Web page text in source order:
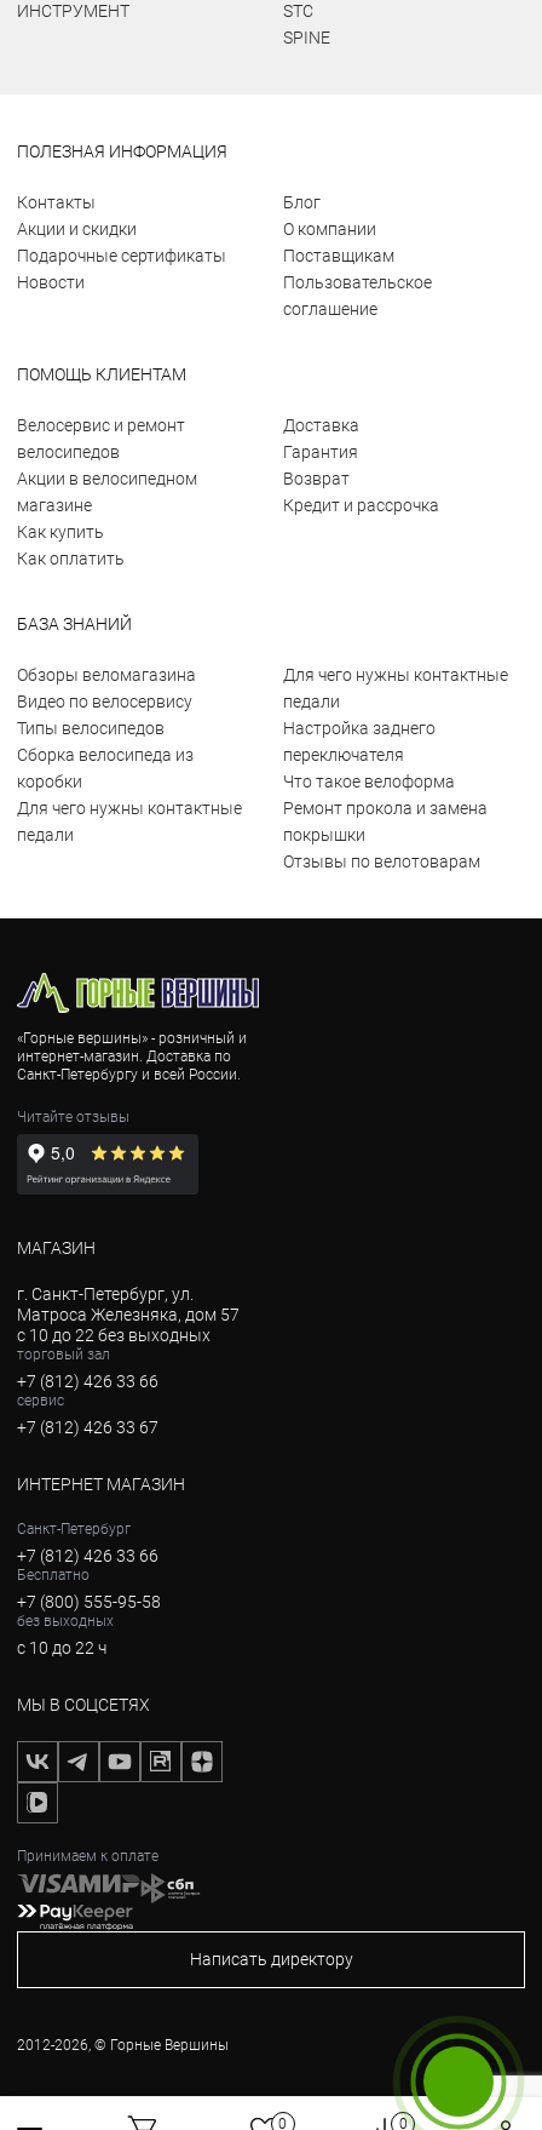
ИНСТРУМЕНТ
STC
SPINE
ПОЛЕЗНАЯ ИНФОРМАЦИЯ
Контакты
Акции и скидки
Подарочные сертификаты
Новости
Блог
О компании
Поставщикам
Пользовательское
соглашение
ПОМОЩЬ КЛИЕНТАМ
Велосервис и ремонт
велосипедов
Акции в велосипедном
магазине
Как купить
Как оплатить
Доставка
Гарантия
Возврат
Кредит и рассрочка
БАЗА ЗНАНИЙ
Обзоры веломагазина
Видео по велосервису
Типы велосипедов
Сборка велосипеда из
коробки
Для чего нужны контактные
педали
Для чего нужны контактные
педали
Настройка заднего
переключателя
Что такое велоформа
Ремонт прокола и замена
покрышки
Отзывы по велотоварам
«Горные вершины» - розничный и
интернет-магазин. Доставка по
Санкт-Петербургу и всей России.
Читайте отзывы
МАГАЗИН
г. Санкт-Петербург, ул.
Матроса Железняка, дом 57
с 10 до 22 без выходных
торговый зал
+7 (812) 426 33 66
сервис
+7 (812) 426 33 67
ИНТЕРНЕТ МАГАЗИН
Санкт-Петербург
+7 (812) 426 33 66
Бесплатно
+7 (800) 555-95-58
без выходных
с 10 до 22 ч
МЫ В СОЦСЕТЯХ
Принимаем к оплате
Написать директору
2012-2026, © Горные Вершины
0 0
Бесплатный звонок